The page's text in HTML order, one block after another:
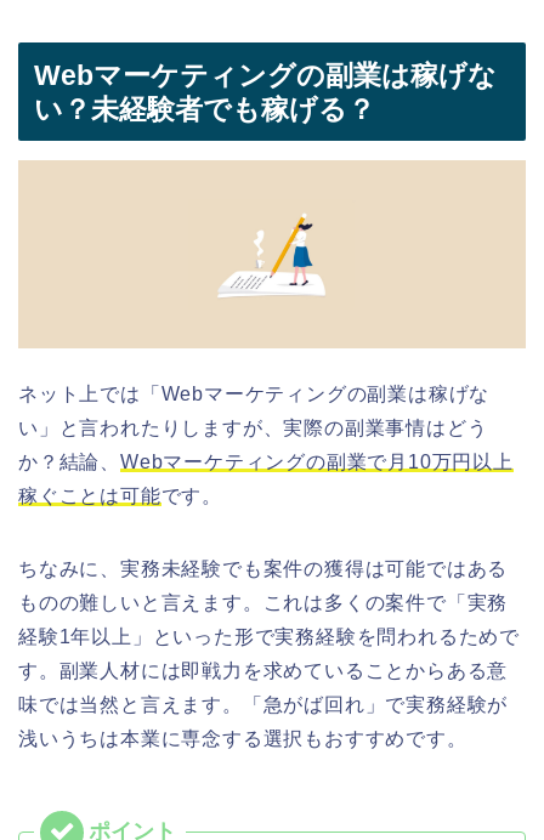
Webマーケティングの副業は稼げな
い？未経験者でも稼げる？
ネット上では「Webマーケティングの副業は稼げな
い」と言われたりしますが、実際の副業事情はどう
か？結論、 Webマーケティングの副業で月10万円以上
稼ぐことは可能です。
ちなみに、実務未経験でも案件の獲得は可能ではある
ものの難しいと言えます。これは多くの案件で「実務
経験1年以上」といった形で実務経験を問われるためで
す。副業人材には即戦力を求めていることからある意
味では当然と言えます。「急がば回れ」で実務経験が
浅いうちは本業に専念する選択もおすすめです。